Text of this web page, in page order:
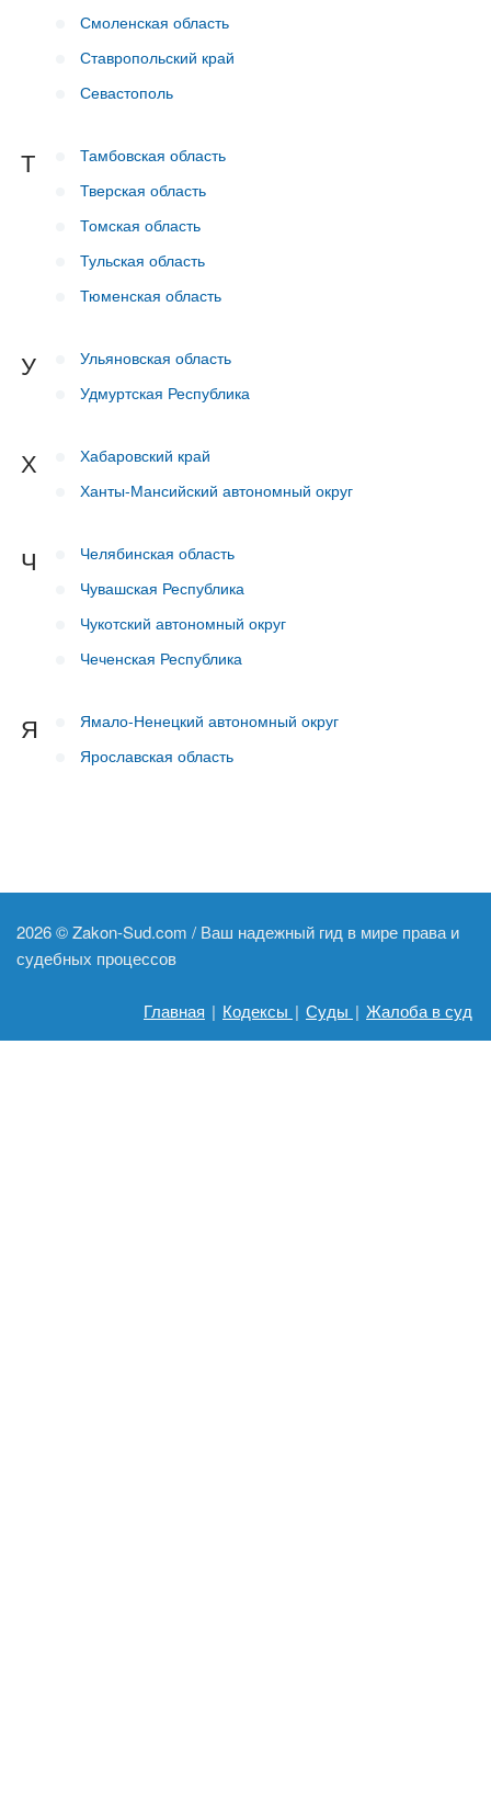
Смоленская область
Ставропольский край
Севастополь
Т
Тамбовская область
Тверская область
Томская область
Тульская область
Тюменская область
У
Ульяновская область
Удмуртская Республика
Х
Хабаровский край
Ханты-Мансийский автономный округ
Ч
Челябинская область
Чувашская Республика
Чукотский автономный округ
Чеченская Республика
Я
Ямало-Ненецкий автономный округ
Ярославская область
2026 ©Zakon-Sud.com / Ваш надежный гид в мире права и
судебных процессов
Главная | Кодексы | Суды | Жалоба в суд